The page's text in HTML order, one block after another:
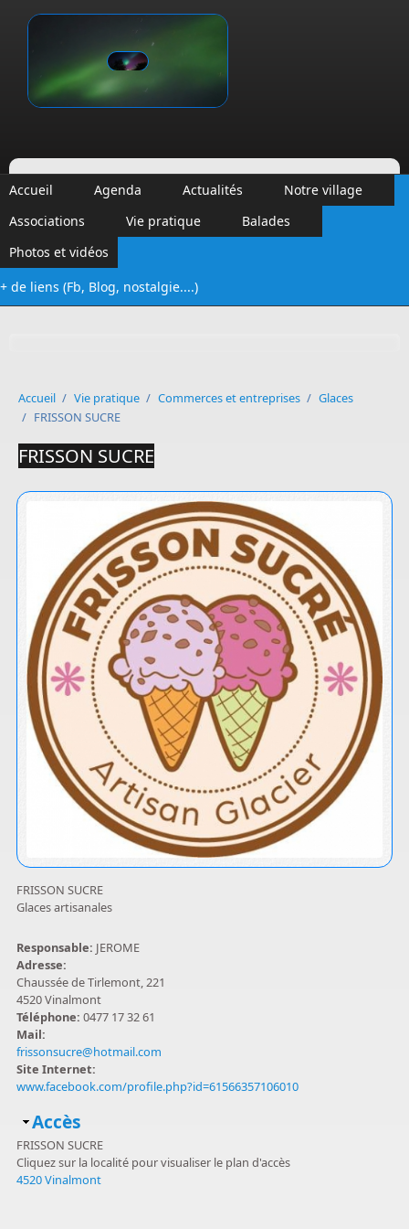
Vinalmont
Accueil Agenda Actualités
Notre village
Associations
Vie pratique
Balades
Photos et vidéos
+ de liens (Fb, Blog, nostalgie....)
Accueil / Vie pratique / Commerces et entreprises / Glaces
/ FRISSON SUCRE
FRISSON SUCRE
FRISSON SUCRE
Glaces artisanales
Responsable: JEROME
Adresse:
Chaussée de Tirlemont, 221
4520 Vinalmont
Téléphone:0477 17 32 61
Mail:
frissonsucre@hotmail.com
Site Internet:
www.facebook.com/profile.php?id=61566357106010
Masquer
Accès
FRISSON SUCRE
Cliquez sur la localité pour visualiser le plan d'accès
4520 Vinalmont